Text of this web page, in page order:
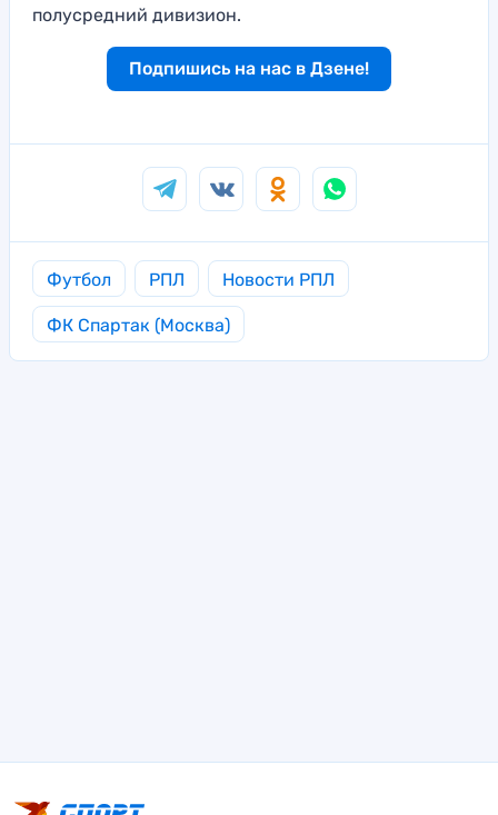
полусредний дивизион.
Подпишись на нас в Дзене!
Футбол РПЛ Новости РПЛ
ФК Спартак (Москва)